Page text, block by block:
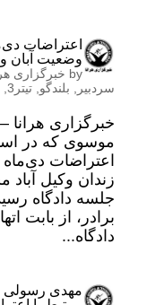
وضعیت آبان
by خبرگزاری
سردبیر
بلندگو تیتر3 ,
خبرگزاری
موسوی که در
زندان وکیل
جلسه دادگاه
برادر، از بابت
دادگاه...
مهدی رسولی